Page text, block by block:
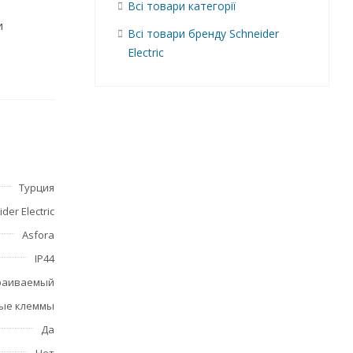
Турция
Electric
Asfora
IP44
клеммы
Да
Всі товари категорії
Всі товари бренду Schneider
Electric